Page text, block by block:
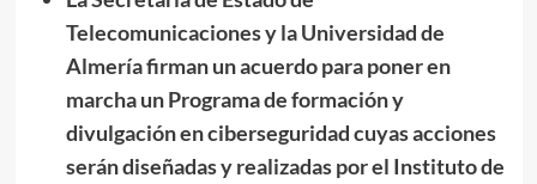
Telecomunicaciones y la Universidad de
Almería firman un acuerdo para poner en
marcha un Programa de formación y
divulgación en ciberseguridad cuyas acciones
serán diseñadas y realizadas por el Instituto de